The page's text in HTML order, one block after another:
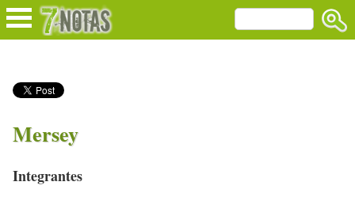
Mersey
Integrantes